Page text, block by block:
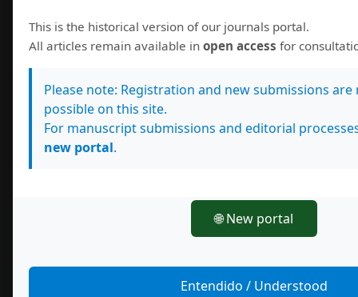
This is the historical version of our journals portal.
All articles remain available in open access for
Please note: Registration and new submissions
possible on this site.
For manuscript submissions and editorial
new portal.
🌐 New portal
Entendido / Understood